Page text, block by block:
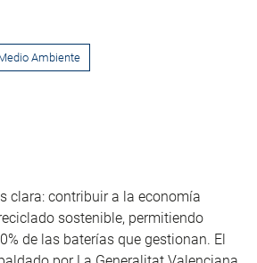
Ambiente
clara: contribuir a la economía
sostenible, permitiendo
de las baterías que gestionan. El